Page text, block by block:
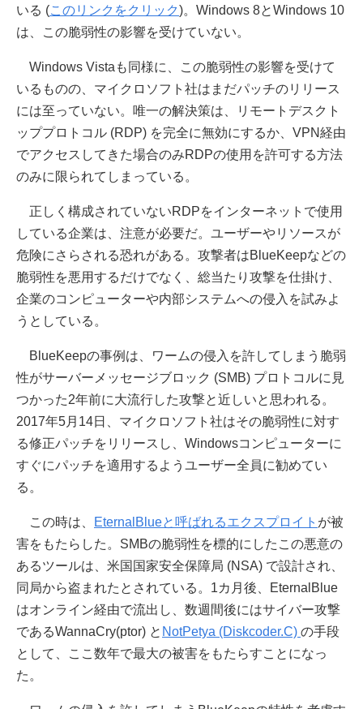
いる (このリンクをクリック)。Windows 8とWindows 10
は、この脆弱性の影響を受けていない。
Windows Vistaも同様に、この脆弱性の影響を受けて
いるものの、マイクロソフト社はまだパッチのリリース
には至っていない。唯一の解決策は、リモートデスクト
ッププロトコル (RDP) を完全に無効にするか、VPN経由
でアクセスしてきた場合のみRDPの使用を許可する方法
のみに限られてしまっている。
正しく構成されていないRDPをインターネットで使用
している企業は、注意が必要だ。ユーザーやリソースが
危険にさらされる恐れがある。攻撃者はBlueKeepなどの
脆弱性を悪用するだけでなく、総当たり攻撃を仕掛け、
企業のコンピューターや内部システムへの侵入を試みよ
うとしている。
BlueKeepの事例は、ワームの侵入を許してしまう脆弱
性がサーバーメッセージブロック (SMB) プロトコルに見
つかった2年前に大流行した攻撃と近しいと思われる。
2017年5月14日、マイクロソフト社はその脆弱性に対す
る修正パッチをリリースし、Windowsコンピューターに
すぐにパッチを適用するようユーザー全員に勧めてい
る。
この時は、 EternalBlueと呼ばれるエクスプロイト が被
害をもたらした。SMBの脆弱性を標的にしたこの悪意の
あるツールは、米国国家安全保障局 (NSA) で設計され、
同局から盗まれたとされている。1カ月後、EternalBlue
はオンライン経由で流出し、数週間後にはサイバー攻撃
であるWannaCry(ptor) と NotPetya (Diskcoder.C) の手段
として、ここ数年で最大の被害をもたらすことになっ
た。